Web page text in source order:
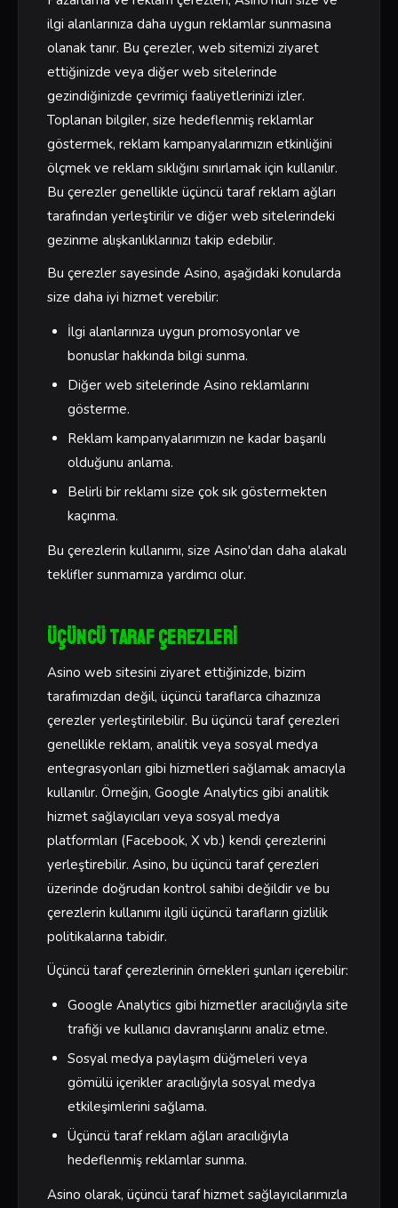
ilgi alanlarınıza daha uygun reklamlar sunmasına
olanak tanır. Bu çerezler, web sitemizi ziyaret
ettiğinizde veya diğer web sitelerinde
gezindiğinizde çevrimiçi faaliyetlerinizi izler.
Toplanan bilgiler, size hedeflenmiş reklamlar
göstermek, reklam kampanyalarımızın etkinliğini
ölçmek ve reklam sıklığını sınırlamak için kullanılır.
Bu çerezler genellikle üçüncü taraf reklam ağları
tarafından yerleştirilir ve diğer web sitelerindeki
gezinme alışkanlıklarınızı takip edebilir.
Bu çerezler sayesinde Asino, aşağıdaki konularda
size daha iyi hizmet verebilir:
İlgi alanlarınıza uygun promosyonlar ve
bonuslar hakkında bilgi sunma.
Diğer web sitelerinde Asino reklamlarını
gösterme.
Reklam kampanyalarımızın ne kadar başarılı
olduğunu anlama.
Belirli bir reklamı size çok sık göstermekten
kaçınma.
Bu çerezlerin kullanımı, size Asino'dan daha alakalı
teklifler sunmamıza yardımcı olur.
Üçüncü Taraf Çerezleri
Asino web sitesini ziyaret ettiğinizde, bizim
tarafımızdan değil, üçüncü taraflarca cihazınıza
çerezler yerleştirilebilir. Bu üçüncü taraf çerezleri
genellikle reklam, analitik veya sosyal medya
entegrasyonları gibi hizmetleri sağlamak amacıyla
kullanılır. Örneğin, Google Analytics gibi analitik
hizmet sağlayıcıları veya sosyal medya
platformları (Facebook, X vb.) kendi çerezlerini
yerleştirebilir. Asino, bu üçüncü taraf çerezleri
üzerinde doğrudan kontrol sahibi değildir ve bu
çerezlerin kullanımı ilgili üçüncü tarafların gizlilik
politikalarına tabidir.
Üçüncü taraf çerezlerinin örnekleri şunları içerebilir:
Google Analytics gibi hizmetler aracılığıyla site
trafiği ve kullanıcı davranışlarını analiz etme.
Sosyal medya paylaşım düğmeleri veya
gömülü içerikler aracılığıyla sosyal medya
etkileşimlerini sağlama.
Üçüncü taraf reklam ağları aracılığıyla
hedeflenmiş reklamlar sunma.
Asino olarak, üçüncü taraf hizmet sağlayıcılarımızla